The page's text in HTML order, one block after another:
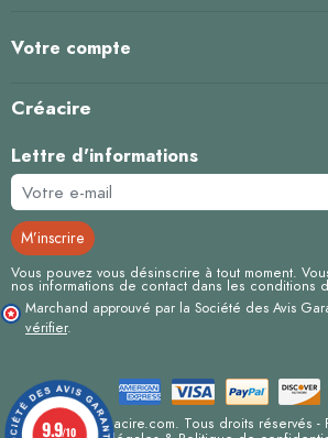
Votre compte
Créacire
Lettre d'informations
Vous pouvez vous désinscrire à tout moment.
nos informations de contact dans les conditions
Marchand approuvé par la Société des Avis
vérifier.
Copyright© Creacire.com. Tous droits réservés -
9.9/10